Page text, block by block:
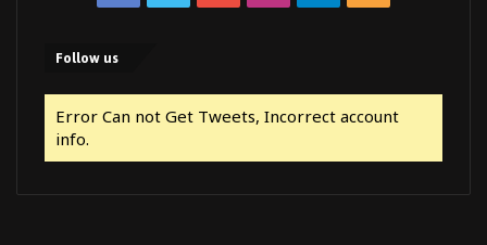
Follow us
Error Can not Get Tweets, Incorrect account
info.